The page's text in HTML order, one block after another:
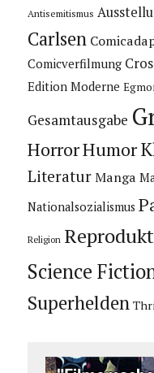
Antisemitismus
Carlsen
Comicverfilmung
Edition Moderne
Gesamtausgabe
HorrorHumor
Literatur Manga
Nationalsozialismus
Religion Reprodukt
Science
Superhelden